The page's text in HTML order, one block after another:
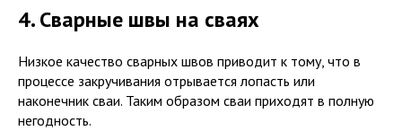
4. Сварные швы на сваях
Низкое качество сварных швов приводит к тому, что в
процессе закручивания отрывается лопасть или
наконечник сваи. Таким образом сваи приходят в полную
негодность.